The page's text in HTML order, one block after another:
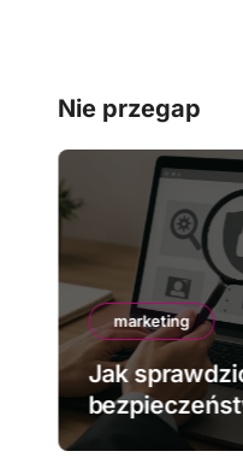
Nie przegap
marketing
Jak
strony